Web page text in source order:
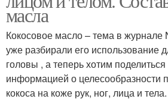
масла
Кокосовое масло – тема в
уже разбирали его использование
головы , а теперь хотим поделиться
информацией о целесообразности
кокоса на коже рук, ног, лица и тела.